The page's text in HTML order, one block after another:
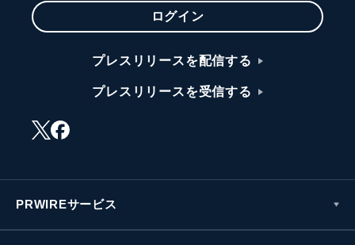
ログイン
プレスリリースを配信する
プレスリリースを受信する
PRWIREサービス